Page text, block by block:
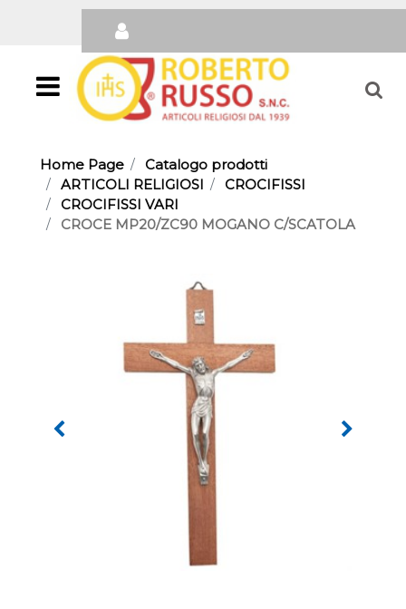
Open
Home Page
Catalogo prodotti
ARTICOLI RELIGIOSI
CROCIFISSI
CROCIFISSI VARI
CROCE MP20/ZC90 MOGANO C/SCATOLA